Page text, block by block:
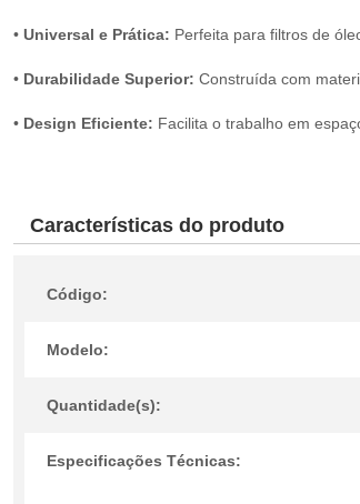
• Universal e Prática: Perfeita para filtros de
• Durabilidade Superior: Construída com
• Design Eficiente: Facilita o trabalho em
Características do produto
Código:
Modelo:
Quantidade(s):
Especificações Técnicas: